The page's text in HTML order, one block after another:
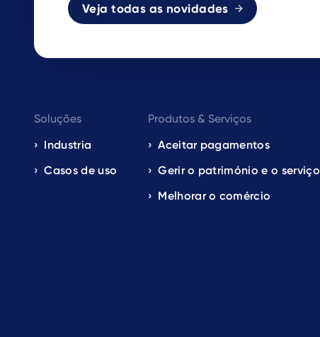
Veja todas as novidades
Footer
navigation
EN
Soluções
Industria
Casos de uso
Produtos & Serviços
Aceitar pagamentos
Gerir o património e o serviço
Melhorar o comércio